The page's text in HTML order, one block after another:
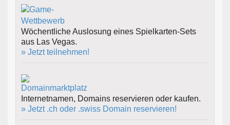
Wöchentliche Auslosung eines Spielkarten-Sets
aus Las Vegas.
» Jetzt teilnehmen!
Internetnamen, Domains reservieren oder kaufen.
» Jetzt .ch oder .swiss Domain reservieren!